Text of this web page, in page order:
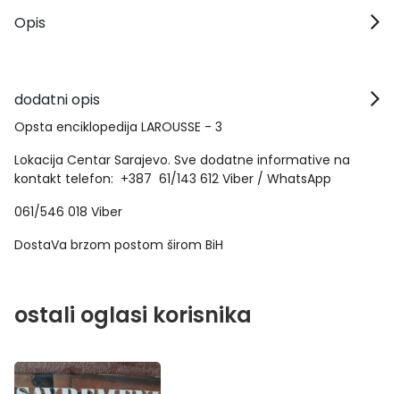
Opis
dodatni opis
Opsta enciklopedija LAROUSSE - 3
Lokacija Centar Sarajevo. Sve dodatne informative na
kontakt telefon: +387 61/143 612 Viber / WhatsApp
061/546 018 Viber
DostaVa brzom postom širom BiH
ostali oglasi korisnika